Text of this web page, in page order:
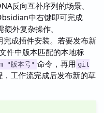
反向互补序列的场景。
中右键即可完成
外复杂操作。
完成插件安装。若要发布新
件中版本匹配的本地标
"版本号" 命令，再用 git
，工作流完成后发布新的草